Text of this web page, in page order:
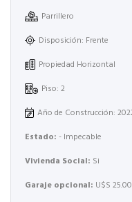
Parrillero
Disposición: Frente
Propiedad Horizontal
Piso: 2
Año de Construcción:
Estado: - Impecable
Vivienda Social: Si
Garaje opcional: U$S